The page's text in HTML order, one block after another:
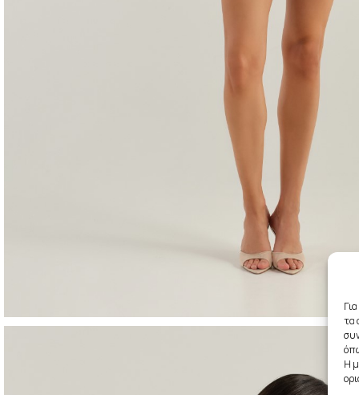
τα
Η